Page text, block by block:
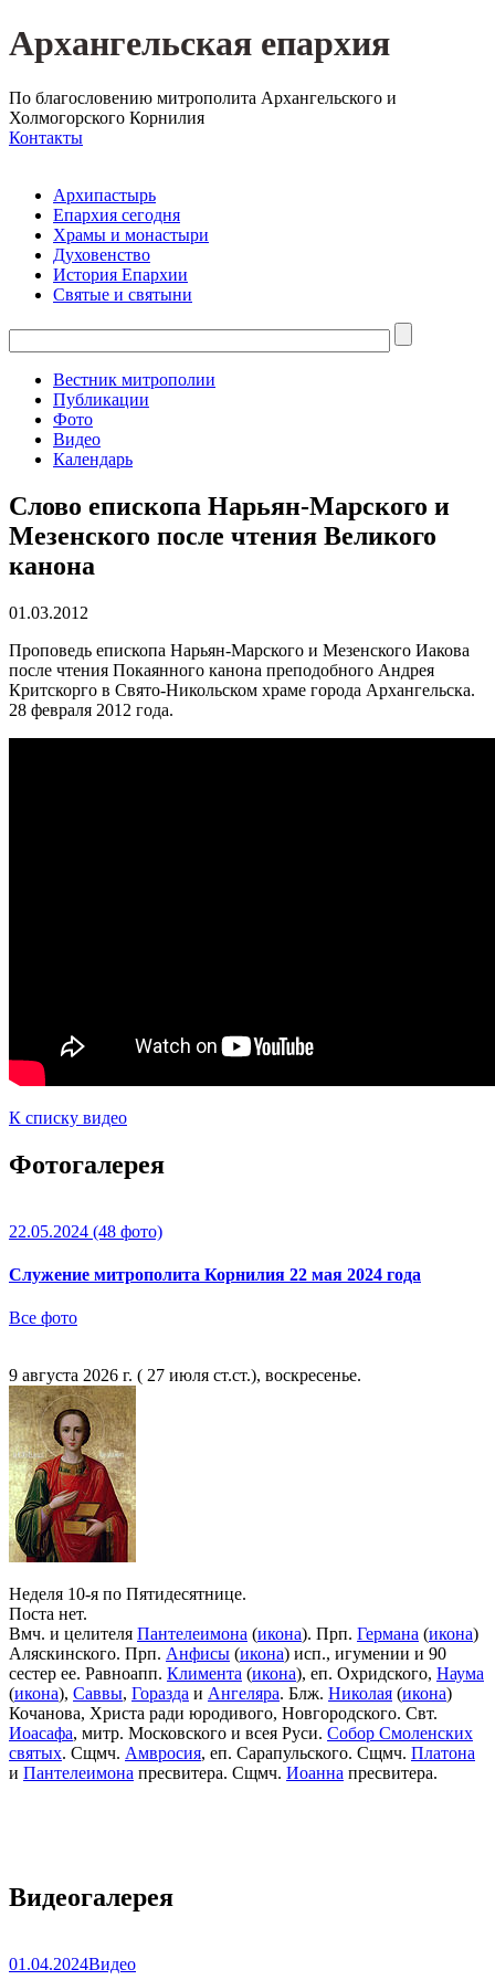
Архангельская епархия
По благословению митрополита Архангельского и
Холмогорского Корнилия
Контакты
Архипастырь
Епархия сегодня
Храмы и монастыри
Духовенство
История Епархии
Святые и святыни
Вестник митрополии
Публикации
Фото
Видео
Календарь
Слово епископа Нарьян-Марского и
Мезенского после чтения Великого
канона
01.03.2012
Проповедь епископа Нарьян-Марского и Мезенского Иакова
после чтения Покаянного канона преподобного Андрея
Критскорго в Свято-Никольском храме города Архангельска.
28 февраля 2012 года.
К списку видео
Фотогалерея
22.05.2024 (48 фото)
Служение митрополита Корнилия 22 мая 2024 года
Все фото
9 августа 2026 г. ( 27 июля ст.ст.), воскресенье.
Неделя 10-я по Пятидесятнице.
Поста нет.
Вмч. и целителя Пантелеимона (икона). Прп. Германа (икона)
Аляскинского. Прп. Анфисы (икона) исп., игумении и 90
сестер ее. Равноапп. Климента (икона), еп. Охридского, Наума
(икона), Саввы, Горазда и Ангеляра. Блж. Николая (икона)
Кочанова, Христа ради юродивого, Новгородского. Свт.
Иоасафа, митр. Московского и всея Руси. Собор Смоленских
святых. Сщмч. Амвросия, еп. Сарапульского. Сщмч. Платона
и Пантелеимона пресвитера. Сщмч. Иоанна пресвитера.
Видеогалерея
01.04.2024Видео